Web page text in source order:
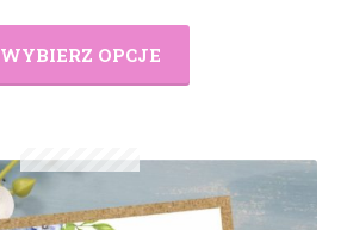
WYBIERZ OPCJE